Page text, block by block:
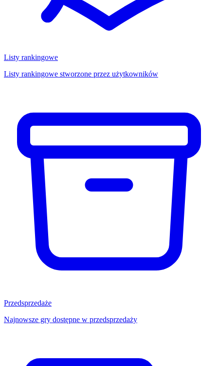
Listy rankingowe
Listy rankingowe stworzone przez użytkowników
Przedsprzedaże
Najnowsze gry dostępne w przedsprzedaży